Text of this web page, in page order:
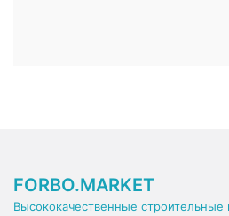
FORBO.MARKET
Высококачественные строительные